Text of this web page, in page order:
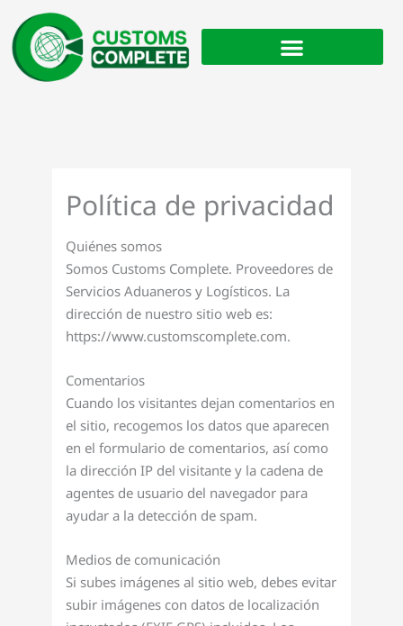
contenido
Política de privacidad
Quiénes somos
Somos Customs Complete. Proveedores de
Servicios Aduaneros y Logísticos. La
dirección de nuestro sitio web es:
https://www.customscomplete.com.
Comentarios
Cuando los visitantes dejan comentarios en
el sitio, recogemos los datos que aparecen
en el formulario de comentarios, así como
la dirección IP del visitante y la cadena de
agentes de usuario del navegador para
ayudar a la detección de spam.
Medios de comunicación
Si subes imágenes al sitio web, debes evitar
subir imágenes con datos de localización